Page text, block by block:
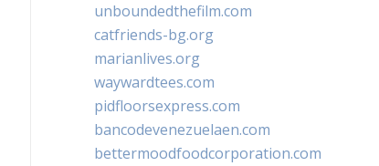
unboundedthefilm.com
catfriends-bg.org
marianlives.org
waywardtees.com
pidfloorsexpress.com
bancodevenezuelaen.com
bettermoodfoodcorporation.com